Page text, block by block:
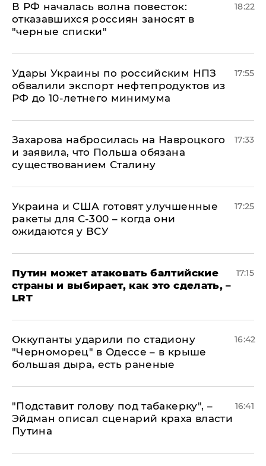
​В РФ началась волна повесток:
отказавшихся россиян заносят в
"черные списки"
18:22
Удары Украины по российским НПЗ
обвалили экспорт нефтепродуктов из
РФ до 10-летнего минимума
17:55
​Захарова набросилась на Навроцкого
и заявила, что Польша обязана
существованием Сталину
17:33
Украина и США готовят улучшенные
ракеты для С-300 – когда они
ожидаются у ВСУ
17:25
Путин может атаковать балтийские
страны и выбирает, как это сделать, –
LRT
17:15
Оккупанты ударили по стадиону
"Черноморец" в Одессе – в крыше
большая дыра, есть раненые
16:42
​"Подставит голову под табакерку", –
Эйдман описал сценарий краха власти
Путина
16:41